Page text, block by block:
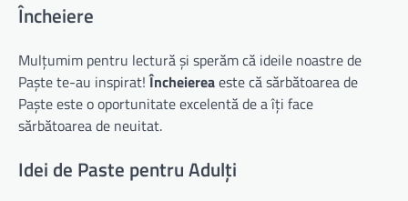
Încheiere
Mulțumim pentru lectură și sperăm că ideile noastre de
Paște te-au inspirat!Încheiereaeste că sărbătoarea de
Paște este o oportunitate excelentă de a îți face
sărbătoarea de neuitat.
Idei de Paste pentru Adulți